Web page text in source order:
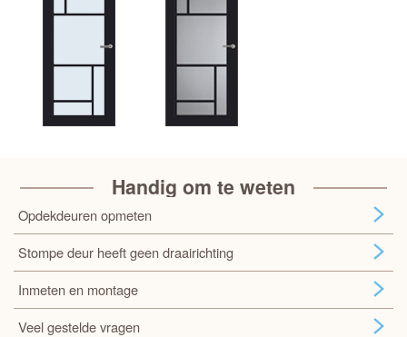
Handig om te weten
Opdekdeuren opmeten
Stompe deur heeft geen draairichting
Inmeten en montage
Veel gestelde vragen